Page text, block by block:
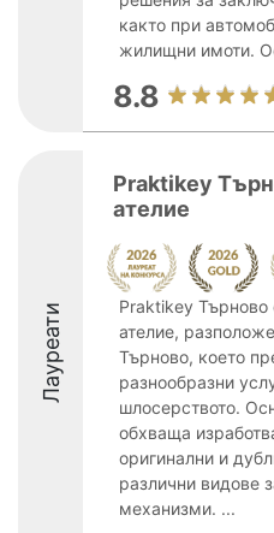
както при
жилищни имоти.
8.8
Лауреати
Praktikey
ателие
Praktikey
ателие,
Търново, което
разнообразни
шлосерството.
обхваща
оригинални и
различни видове
механизми. ...